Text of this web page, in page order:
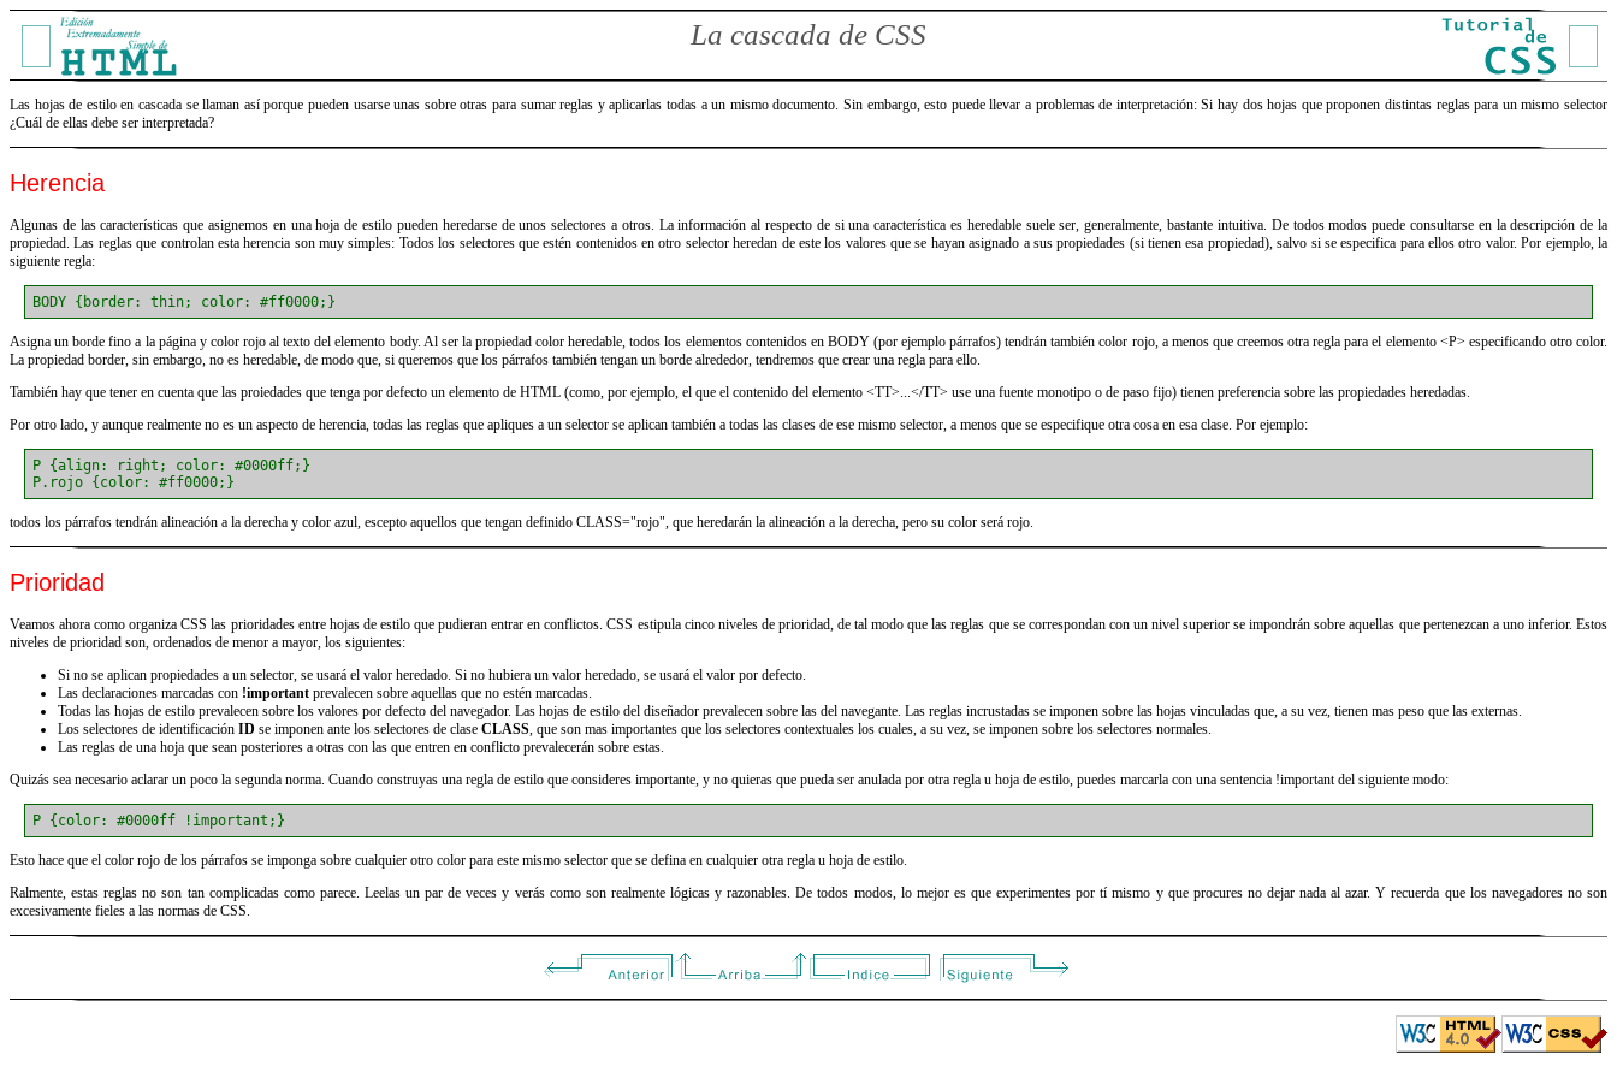
La cascada de CSS
Las hojas de estilo en cascada se llaman así porque pueden usarse unas sobre otras para sumar reglas y aplicarlas todas a un mismo documento. Sin embargo, esto puede llevar a problemas de interpretación: Si hay dos hojas que proponen distintas reglas para un mismo selector
¿Cuál de ellas debe ser interpretada?
Herencia
Algunas de las características que asignemos en una hoja de estilo pueden heredarse de unos selectores a otros. La información al respecto de si una característica es heredable suele ser, generalmente, bastante intuitiva. De todos modos puede consultarse en la descripción de la
propiedad. Las reglas que controlan esta herencia son muy simples: Todos los selectores que estén contenidos en otro selector heredan de este los valores que se hayan asignado a sus propiedades (si tienen esa propiedad), salvo si se especifica para ellos otro valor. Por ejemplo, la
siguiente regla:
BODY {border: thin; color: #ff0000;}
Asigna un borde fino a la página y color rojo al texto del elemento body. Al ser la propiedad color heredable, todos los elementos contenidos en BODY (por ejemplo párrafos) tendrán también color rojo, a menos que creemos otra regla para el elemento <P> especificando otro color.
La propiedad border, sin embargo, no es heredable, de modo que, si queremos que los párrafos también tengan un borde alrededor, tendremos que crear una regla para ello.
También hay que tener en cuenta que las proiedades que tenga por defecto un elemento de HTML (como, por ejemplo, el que el contenido del elemento <TT>...</TT> use una fuente monotipo o de paso fijo) tienen preferencia sobre las propiedades heredadas.
Por otro lado, y aunque realmente no es un aspecto de herencia, todas las reglas que apliques a un selector se aplican también a todas las clases de ese mismo selector, a menos que se especifique otra cosa en esa clase. Por ejemplo:
P {align: right; color: #0000ff;}
P.rojo {color: #ff0000;}
todos los párrafos tendrán alineación a la derecha y color azul, escepto aquellos que tengan definido CLASS="rojo", que heredarán la alineación a la derecha, pero su color será rojo.
Prioridad
Veamos ahora como organiza CSS las prioridades entre hojas de estilo que pudieran entrar en conflictos. CSS estipula cinco niveles de prioridad, de tal modo que las reglas que se correspondan con un nivel superior se impondrán sobre aquellas que pertenezcan a uno inferior. Estos
niveles de prioridad son, ordenados de menor a mayor, los siguientes:
Si no se aplican propiedades a un selector, se usará el valor heredado. Si no hubiera un valor heredado, se usará el valor por defecto.
Las declaraciones marcadas con !important prevalecen sobre aquellas que no estén marcadas.
Todas las hojas de estilo prevalecen sobre los valores por defecto del navegador. Las hojas de estilo del diseñador prevalecen sobre las del navegante. Las reglas incrustadas se imponen sobre las hojas vinculadas que, a su vez, tienen mas peso que las externas.
Los selectores de identificación ID se imponen ante los selectores de clase CLASS, que son mas importantes que los selectores contextuales los cuales, a su vez, se imponen sobre los selectores normales.
Las reglas de una hoja que sean posteriores a otras con las que entren en conflicto prevalecerán sobre estas.
Quizás sea necesario aclarar un poco la segunda norma. Cuando construyas una regla de estilo que consideres importante, y no quieras que pueda ser anulada por otra regla u hoja de estilo, puedes marcarla con una sentencia !important del siguiente modo:
P {color: #0000ff !important;}
Esto hace que el color rojo de los párrafos se imponga sobre cualquier otro color para este mismo selector que se defina en cualquier otra regla u hoja de estilo.
Ralmente, estas reglas no son tan complicadas como parece. Leelas un par de veces y verás como son realmente lógicas y razonables. De todos modos, lo mejor es que experimentes por tí mismo y que procures no dejar nada al azar. Y recuerda que los navegadores no son
excesivamente fieles a las normas de CSS.